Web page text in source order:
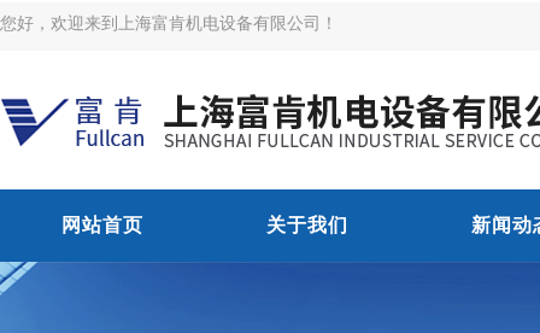
您好，欢迎来到上海富肯机电设备有限公司！
网站首页 关于我们 新闻动